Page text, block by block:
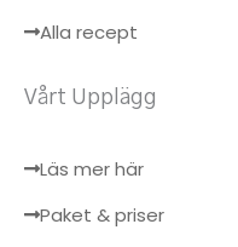
Alla recept
Vårt Upplägg
Läs mer här
Paket & priser